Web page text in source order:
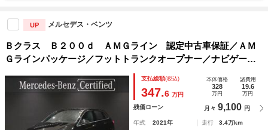
UP メルセデス・ベンツ
Ｂクラス Ｂ２００ｄ ＡＭＧライン 認定中古車保証／ＡＭ
Ｇラインパッケージ／フットトランクオープナー／ナビゲーシ
ョンパッケージ／メモリー付きフルパワーシート／シートヒー
ター／ＭＢＵＸ／ワイヤレスチャージング／テレビ機能／アン
支払総額(税込)
347.6 万円
本体価格
328
万円
諸費用
19.6
万円
残価ローン 月々 9,100 円
年式 2021年 走行
3.4万km